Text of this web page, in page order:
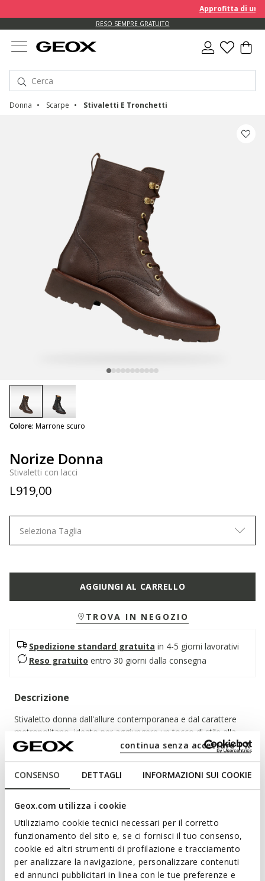
CONSENSO DETTAGLI INFORMAZIONI SUI COOKIE
Geox.com utilizza i cookie
Utilizziamo cookie tecnici necessari per il corretto
funzionamento del sito e, se ci fornisci il tuo consenso,
cookie ed altri strumenti di profilazione e tracciamento
per analizzare la navigazione, personalizzare contenuti
ed annunci pubblicitari in linea con le tue preferenze e
continua senza accettare | X
Approfitta di un
RESO SEMPRE GRATUITO
Donna Scarpe Stivaletti E Tronchetti
Norize Donna
Stivaletti con lacci
L919,00
Colore: Marrone scuro
selected
Seleziona Taglia
AGGIUNGI AL CARRELLO
TROVA IN NEGOZIO
Spedizione standard gratuita in 4-5 giorni lavorativi
Reso gratuito entro 30 giorni dalla consegna
Descrizione
Stivaletto donna dall'allure contemporanea e dal carattere
metropolitano, ideato per aggiungere un tocco di stile alla
quotidianità. Realizzato in pregiata pelle marrone scuro che
è perfetto per completare con personalità i look cittadini e
Leggi di più
Caratteristiche
Calzata facile e veloce